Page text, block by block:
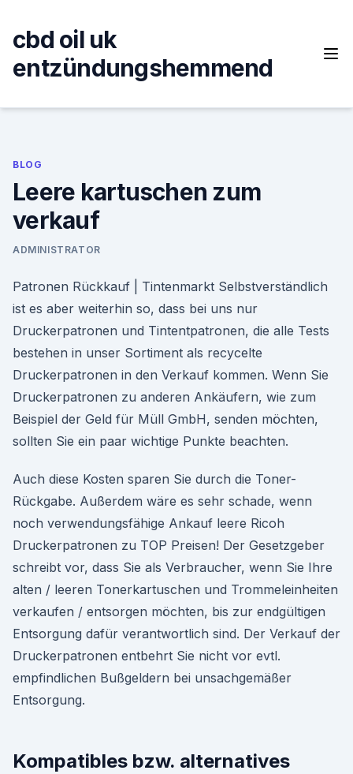
content
cbd oil uk
entzündungshemmend
BLOG
Leere kartuschen zum
verkauf
ADMINISTRATOR
Patronen Rückkauf | Tintenmarkt Selbstverständlich
ist es aber weiterhin so, dass bei uns nur
Druckerpatronen und Tintentpatronen, die alle Tests
bestehen in unser Sortiment als recycelte
Druckerpatronen in den Verkauf kommen. Wenn Sie
Druckerpatronen zu anderen Ankäufern, wie zum
Beispiel der Geld für Müll GmbH, senden möchten,
sollten Sie ein paar wichtige Punkte beachten.
Auch diese Kosten sparen Sie durch die Toner-
Rückgabe. Außerdem wäre es sehr schade, wenn
noch verwendungsfähige Ankauf leere Ricoh
Druckerpatronen zu TOP Preisen! Der Gesetzgeber
schreibt vor, dass Sie als Verbraucher, wenn Sie Ihre
alten / leeren Tonerkartuschen und Trommeleinheiten
verkaufen / entsorgen möchten, bis zur endgültigen
Entsorgung dafür verantwortlich sind. Der Verkauf der
Druckerpatronen entbehrt Sie nicht vor evtl.
empfindlichen Bußgeldern bei unsachgemäßer
Entsorgung.
Kompatibles bzw. alternatives